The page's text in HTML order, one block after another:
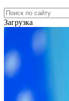
Загрузка